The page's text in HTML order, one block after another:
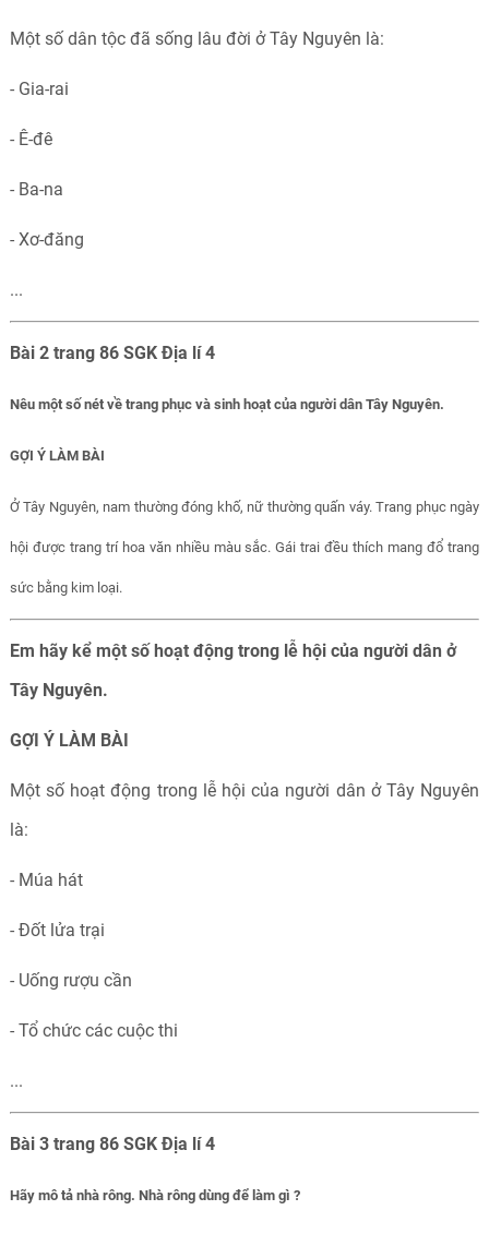
Một số dân tộc đã sống lâu đời ở Tây Nguyên là:
- Gia-rai
- Ê-đê
- Ba-na
- Xơ-đăng
...
Bài 2 trang 86 SGK Địa lí 4
Nêu một số nét về trang phục và sinh hoạt của người dân Tây Nguyên.
GỢI Ý LÀM BÀI
Ở Tây Nguyên, nam thường đóng khố, nữ thường quấn váy. Trang phục ngày
hội được trang trí hoa văn nhiều màu sắc. Gái trai đều thích mang đổ trang
sức bằng kim loại.
Em hãy kể một số hoạt động trong lễ hội của người dân ở
Tây Nguyên.
GỢI Ý LÀM BÀI
Một số hoạt động trong lễ hội của người dân ở Tây Nguyên
là:
- Múa hát
- Đốt lửa trại
- Uống rượu cần
- Tổ chức các cuộc thi
...
Bài 3 trang 86 SGK Địa lí 4
Hãy mô tả nhà rông. Nhà rông dùng để làm gì ?